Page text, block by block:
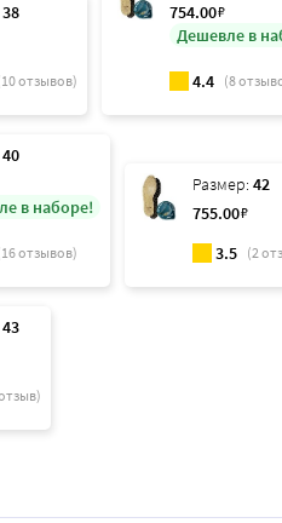
38
10отзывов)
754.00₽
Дешевле в
4.4 (8
40
в наборе!
16отзывов)
Размер: 42
755.00₽
3.5 (2
43